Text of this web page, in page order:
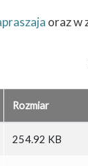
oraz w
Rozmiar
254.92 KB